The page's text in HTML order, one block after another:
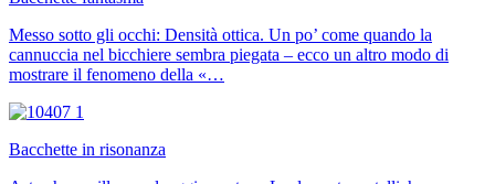
Messo sotto gli occhi: Densità ottica. Un po’ come quando la
cannuccia nel bicchiere sembra piegata – ecco un altro modo di
mostrare il fenomeno della «…
Bacchette in risonanza